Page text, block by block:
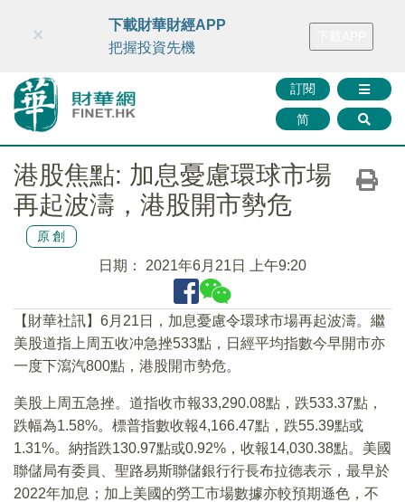
財華智庫網 FINTV FINMETA 財華證券 媒體矩陣
訂閱
简
×
下載財華財經APP
把握投資先機
港股焦點: 加息憂慮環球市場
再起波濤，港股開市勢危
原創
日期： 2021年6月21日 上午9:20
【財華社訊】6月21日，加息憂慮令環球市場再起波濤。繼
美股道指上周五收冲急挫533點，日經平均指數今早開市亦
一度下瀉汽800點，港股開市勢危。
美股上周五急挫。道指收市報33,290.08點，跌533.37點，
跌幅為1.58%。標普指數收報4,166.47點，跌55.39點或
1.31%。納指跌130.97點或0.92%，收報14,030.38點。美國
聯儲局有委員、聖路易斯聯儲銀行行長布拉德表示，最早於
2022年加息；加上美國的勞工市場數據亦較預期遜色，不